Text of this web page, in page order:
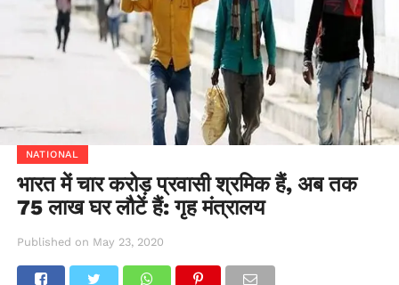
NATIONAL
भारत में चार करोड़ प्रवासी श्रमिक हैं, अब तक
75 लाख घर लौटें हैं: गृह मंत्रालय
Published on May 23, 2020